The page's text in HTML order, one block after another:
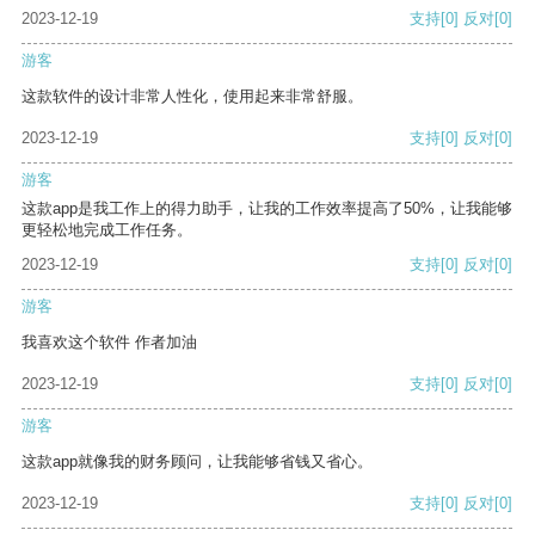
2023-12-19
支持[0] 反对[0]
游客
这款软件的设计非常人性化，使用起来非常舒服。
2023-12-19 支持[0] 反对[0]
游客
这款app是我工作上的得力助手，让我的工作效率提高了50%，让我能够
更轻松地完成工作任务。
2023-12-19
支持[0] 反对[0]
游客
我喜欢这个软件 作者加油
2023-12-19 支持[0] 反对[0]
游客
这款app就像我的财务顾问，让我能够省钱又省心。
2023-12-19 支持[0] 反对[0]